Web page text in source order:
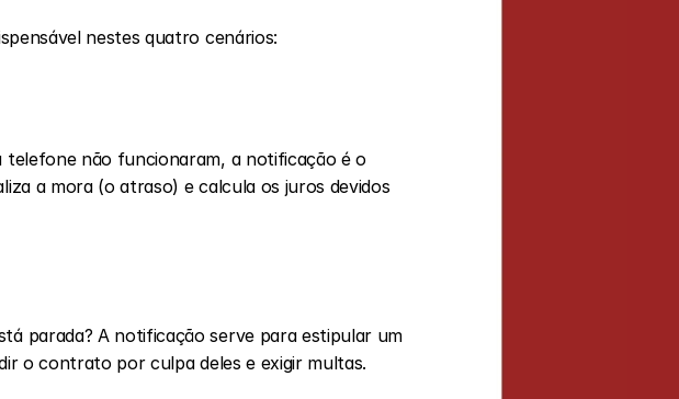
nestes quatro cenários:
telefone não funcionaram, a notificação é o
a mora (o atraso) e calcula os juros devidos
o contrato por culpa deles e exigir multas.